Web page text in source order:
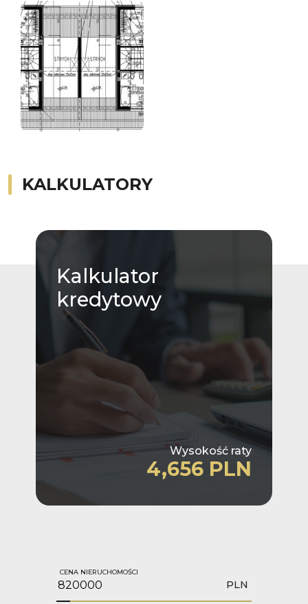
KALKULATORY
Kalkulator
kredytowy
Wysokość raty
4,656 PLN
CENA NIERUCHOMOŚCI
PLN